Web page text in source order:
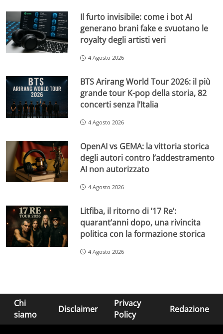
Il furto invisibile: come i bot AI
generano brani fake e svuotano le
royalty degli artisti veri
4 Agosto 2026
BTS Arirang World Tour 2026: il più
grande tour K-pop della storia, 82
concerti senza l’Italia
4 Agosto 2026
OpenAI vs GEMA: la vittoria storica
degli autori contro l’addestramento
AI non autorizzato
4 Agosto 2026
Litfiba, il ritorno di ’17 Re’:
quarant’anni dopo, una rivincita
politica con la formazione storica
4 Agosto 2026
Chi
siamo
Disclaimer
Privacy
Policy
Redazione